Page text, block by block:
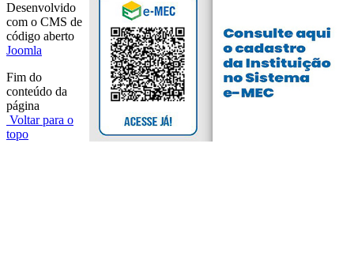
Desenvolvido
com o CMS de
código aberto
Joomla
Fim do
conteúdo da
página
Voltar para o
topo